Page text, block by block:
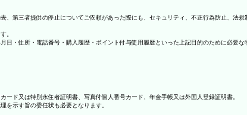
、第三者提供の停止についてご依頼があった際にも、セキュリティ、不正行為防止、
。
日・住所・電話番号・購入履歴・ポイント付与使用履歴といった上記目的のために必要
ード又は特別永住者証明書、写真付個人番号カード、年金手帳又は外国人登録証明書。
を示す旨の委任状も必要となります。